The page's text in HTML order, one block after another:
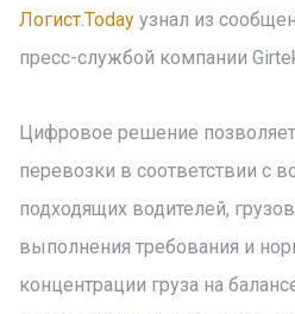
Логист.Today узнал из
пресс-службой компании
Цифровое решение
перевозки в соответствии с
подходящих водителей,
выполнения требования и
концентрации груза на